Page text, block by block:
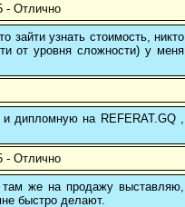
- Отлично
зайти узнать стоимость, никто
от уровня сложности) у меня
и дипломную на REFERAT.GQ ,
- Отлично
же на продажу выставляю,
быстро делают.